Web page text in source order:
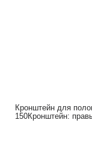
Кронштейн для
150Кронштейн: